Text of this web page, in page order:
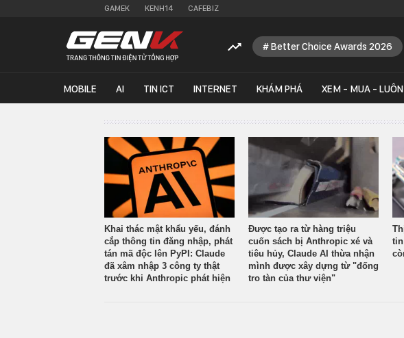
GAMEK KENH14 CAFEBIZ
Better Choice Awards 2026
MOBILE AI TIN ICT INTERNET KHÁM PHÁ XEM - MUA - LUÔN
Khai thác mật khẩu yếu, đánh
cắp thông tin đăng nhập, phát
tán mã độc lên PyPI: Claude
đã xâm nhập 3 công ty thật
trước khi Anthropic phát hiện
Được tạo ra từ hàng triệu
cuốn sách bị Anthropic xé và
tiêu hủy, Claude AI thừa nhận
mình được xây dựng từ "đống
tro tàn của thư viện"